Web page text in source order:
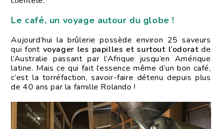
Le café, un voyage autour du globe !
Aujourd’hui la brûlerie possède environ 25 saveurs
qui font voyager les papilles et surtout l’odoratde
l’Australie passant par l’Afrique jusqu’en Amérique
latine. Mais ce qui fait l’essence même d’un bon café,
c’est la torréfaction, savoir-faire détenu depuis plus
de 40 ans par la famille Rolando !